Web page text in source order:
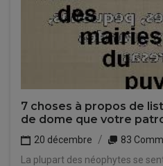
7 choses à propos de
de dome que votre
20 décembre
83
La plupart des néophytes se